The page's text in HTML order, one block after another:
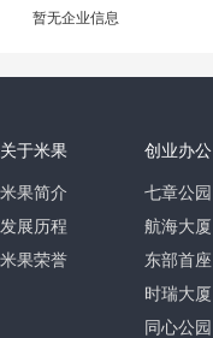
暂无企业信息
关于米果
米果简介
发展历程
米果荣誉
创业办公
七章公园
航海大厦
东部首座
时瑞大厦
同心公园